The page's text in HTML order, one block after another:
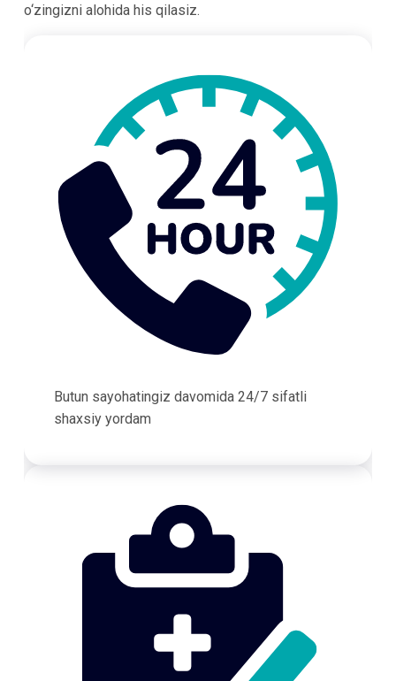
o‘zingizni alohida his qilasiz.
Butun sayohatingiz davomida 24/7 sifatli
shaxsiy yordam